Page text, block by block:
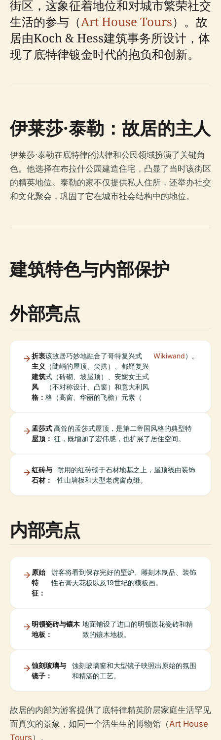
街区，这象征着地位和对城市繁荣社交
生活的参与（Art House Tours）。故
居由Koch & Hess建筑事务所设计，体
现了底特律镀金时代的抱负和创新。
伊莱莎·泰勒：故居的主人
伊莱莎·泰勒在底特律的法律和公民领域扮演了关键角
色。他选择在布拉什公园建造住宅，凸显了当时该街区
的精英地位。泰勒的家不仅提供私人住所，还举办社交
和文化聚会，巩固了它在城市社会结构中的地位。
建筑特色与内部保护
外部亮点
折衷
主义
建筑
风
格：
该故居巧妙地融合了哥特复兴式
（陡峭的屋顶、尖拱）、都铎复兴
式（砖砌、坡屋顶）、安妮女王式
（不对称设计、凸窗）和意大利风
格（高窗、华丽的飞檐）元素（
Wikiwand）。
孟莎式
屋顶：
高耸的孟莎式屋顶，是第二帝国风格的典型特
征，既增加了宏伟感，也扩展了居住空间。
红砖与
石材：
耐用的红砖砌于石材地基之上，屋顶线由装饰
性山墙板和大型老虎窗点缀。
内部亮点
原始
特
征：
游客将看到保存完好的壁炉、雕刻木制品、装饰
性石膏天花板以及19世纪的模板画。
明顿瓷砖与镶木
地板：
地面铺设了进口的明顿嵌花瓷砖和精
致的镶木地板。
蚀刻玻璃与
镜子：
蚀刻玻璃窗和大型镜子映照出原始的氛围
和精湛的工艺。
故居的内部为游客提供了底特律精英阶层家庭生活罕见
而真实的景象，如同一个活生生的博物馆（Art House
Tours）。